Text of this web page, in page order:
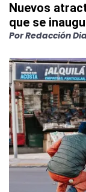
Nuevos
que se
PorRedacción